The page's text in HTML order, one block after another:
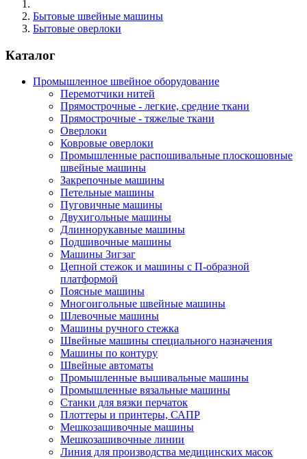
Бытовые швейные машины
Бытовые оверлоки
Каталог
Промышленное швейное оборудование
Перемотчики нитей
Прямострочные - легкие, средние ткани
Прямострочные - тяжелые ткани
Оверлоки
Ковровые оверлоки
Промышленные распошивальные плоскошовные
швейные машины
Закрепочные машины
Петельные машины
Пуговичные машины
Двухигольные машины
Длиннорукавные машины
Подшивочные машины
Машины Зигзаг
Цепной стежок и машины с П-образной
платформой
Поясные машины
Многоигольные швейные машины
Шлевочные машины
Машины ручного стежка
Швейные машины специального назначения
Машины по контуру
Швейные автоматы
Промышленные вышивальные машины
Промышленные вязальные машины
Станки для вязки перчаток
Плоттеры и принтеры, САПР
Мешкозашивочные машины
Мешкозашивочные линии
Линия для производства медицинских масок